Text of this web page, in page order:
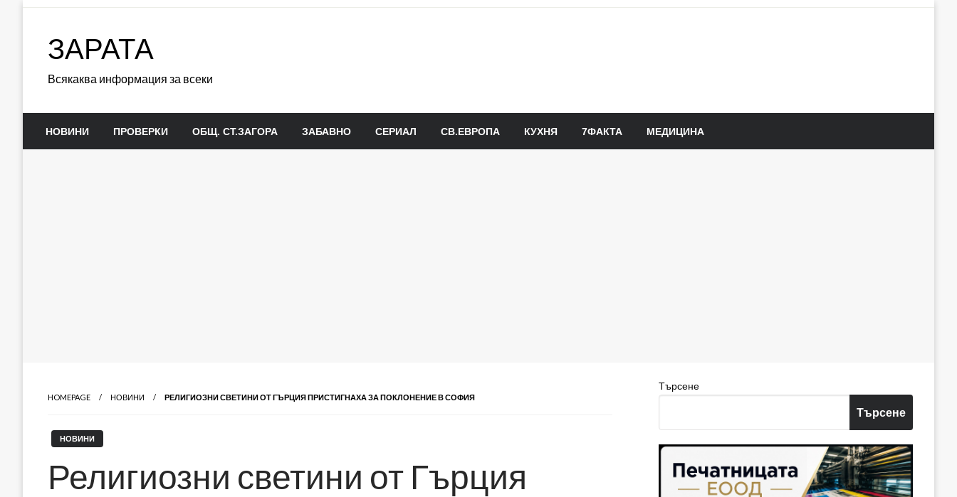
ЗАРАТА
Всякаква информация за всеки
НОВИНИ ПРОВЕРКИ ОБЩ. СТ.ЗАГОРА ЗАБАВНО СЕРИАЛ СВ.ЕВРОПА КУХНЯ 7ФАКТА МЕДИЦИНА
HOMEPAGE НОВИНИ РЕЛИГИОЗНИ СВЕТИНИ ОТ ГЪРЦИЯ ПРИСТИГНАХА ЗА ПОКЛОНЕНИЕ В СОФИЯ
НОВИНИ
Религиозни светини от Гърция
Търсене
Търсене